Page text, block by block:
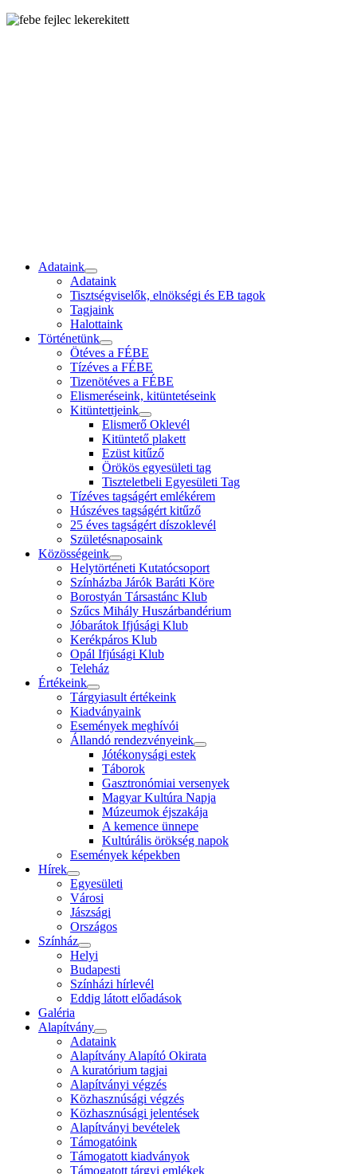
Adataink
Adataink
Tisztségviselők, elnökségi és EB tagok
Tagjaink
Halottaink
Történetünk
Ötéves a FÉBE
Tízéves a FÉBE
Tizenötéves a FÉBE
Elismeréseink, kitüntetéseink
Kitüntettjeink
Elismerő Oklevél
Kitüntető plakett
Ezüst kitűző
Örökös egyesületi tag
Tiszteletbeli Egyesületi Tag
Tízéves tagságért emlékérem
Húszéves tagságért kitűző
25 éves tagságért díszoklevél
Születésnaposaink
Közösségeink
Helytörténeti Kutatócsoport
Színházba Járók Baráti Köre
Borostyán Társastánc Klub
Szűcs Mihály Huszárbandérium
Jóbarátok Ifjúsági Klub
Kerékpáros Klub
Opál Ifjúsági Klub
Teleház
Értékeink
Tárgyiasult értékeink
Kiadványaink
Események meghívói
Állandó rendezvényeink
Jótékonysági estek
Táborok
Gasztronómiai versenyek
Magyar Kultúra Napja
Múzeumok éjszakája
A kemence ünnepe
Kultúrális örökség napok
Események képekben
Hírek
Egyesületi
Városi
Jászsági
Országos
Színház
Helyi
Budapesti
Színházi hírlevél
Eddig látott előadások
Galéria
Alapítvány
Adataink
Alapítvány Alapító Okirata
A kuratórium tagjai
Alapítványi végzés
Közhasznúsági végzés
Közhasznúsági jelentések
Alapítványi bevételek
Támogatóink
Támogatott kiadványok
Támogatott tárgyi emlékek